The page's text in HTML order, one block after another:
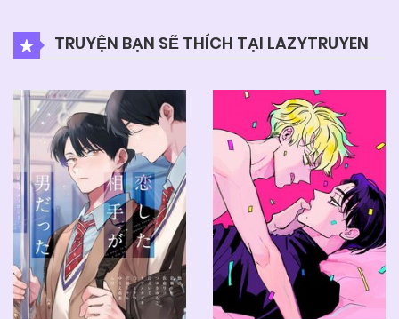
TRUYỆN BẠN SẼ THÍCH TẠI LAZYTRUYEN